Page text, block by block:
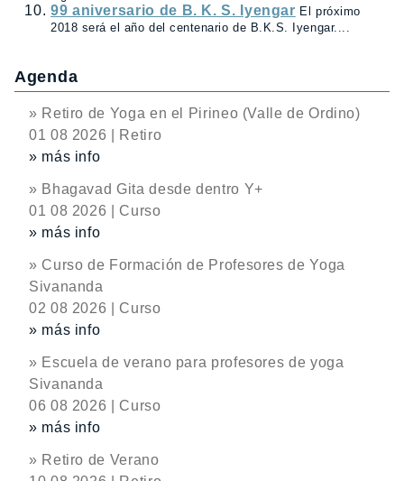
99 aniversario de B. K. S. Iyengar El próximo
2018 será el año del centenario de B.K.S. Iyengar....
Agenda
» Retiro de Yoga en el Pirineo (Valle de Ordino)
01 08 2026 | Retiro
» más info
» Bhagavad Gita desde dentro Y+
01 08 2026 | Curso
» más info
» Curso de Formación de Profesores de Yoga
Sivananda
02 08 2026 | Curso
» más info
» Escuela de verano para profesores de yoga
Sivananda
06 08 2026 | Curso
» más info
» Retiro de Verano